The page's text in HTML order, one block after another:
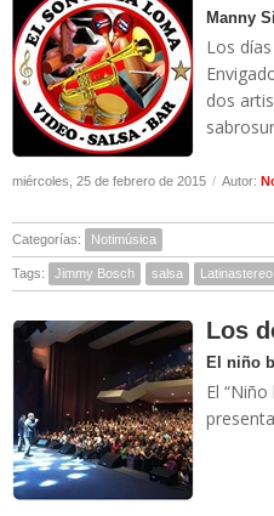
Manny
Los
dos
miércoles, 25 de febrero de 2015 / Autor:
Categorías: Notimúsica
Tags: Jimmy Bosch salsa Latinastereo
Los
El niño
El